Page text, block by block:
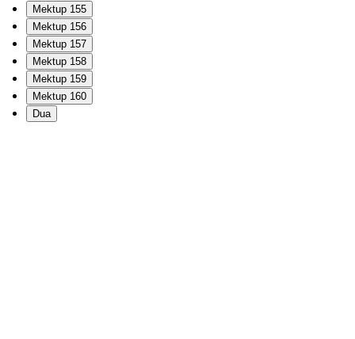
Mektup 155
Mektup 156
Mektup 157
Mektup 158
Mektup 159
Mektup 160
Dua